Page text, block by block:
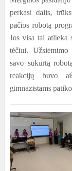
perkasi dalis,
pačios robotą
Jos visa tai atlieka
tėčiui. Užsiėmimo
savo sukurtą
reakcijų buvo
gimnazistams